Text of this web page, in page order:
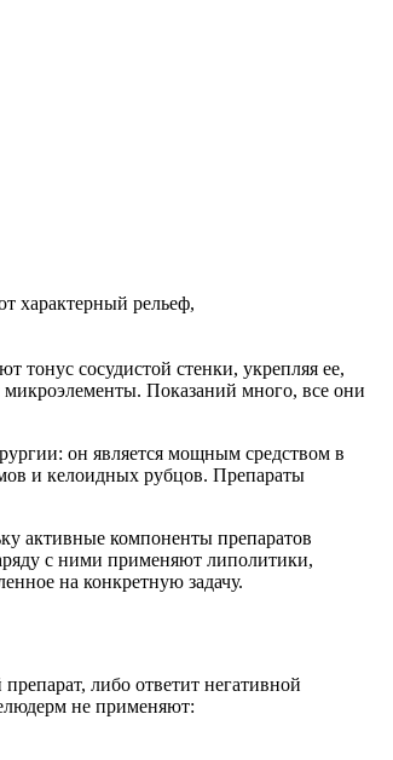
характерный рельеф,
сосудистой стенки, укрепляя ее,
Показаний много, все они
он является мощным средством в
и келоидных рубцов. Препараты
активные компоненты препаратов
с ними применяют липолитики,
на конкретную задачу.
либо ответит негативной
не применяют: